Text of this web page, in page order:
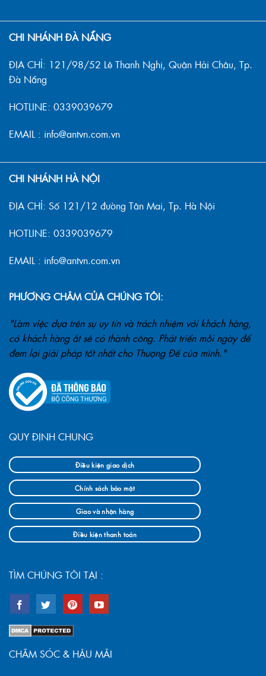
CHI NHÁNH ĐÀ NẴNG
ĐỊA CHỈ: 121/98/52 Lê Thanh Nghị, Quận Hải Châu, Tp.
Đà Nẵng
HOTLINE: 0339039679
EMAIL : info@antvn.com.vn
CHI NHÁNH HÀ NỘI
ĐỊA CHỈ: Số 121/12 đường Tân Mai, Tp. Hà Nội
HOTLINE: 0339039679
EMAIL : info@antvn.com.vn
PHƯƠNG CHÂM CỦA CHÚNG TÔI:
"Làm việc dựa trên sự uy tín và trách nhiệm với khách hàng,
có khách hàng ắt sẽ có thành công. Phát triển mỗi ngày để
đem lại giải pháp tốt nhất cho Thượng Đế của mình."
QUY ĐỊNH CHUNG
Điều kiện giao dịch
Chính sách bảo mật
Giao và nhận hàng
Điều kiện thanh toán
TÌM CHÚNG TÔI TẠI :
CHĂM SÓC & HẬU MÃI